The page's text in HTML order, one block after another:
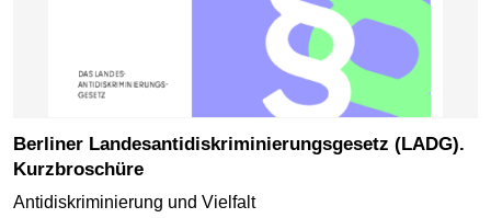
Berliner Landesantidiskriminierungsgesetz (LADG).
Kurzbroschüre
Antidiskriminierung und Vielfalt